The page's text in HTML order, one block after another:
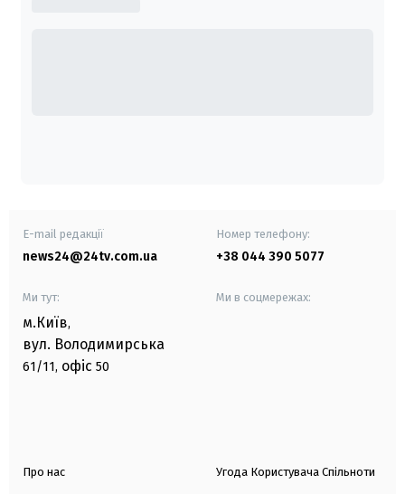
E-mail редакції
news24@24tv.com.ua
Номер телефону:
+38 044 390 5077
Ми тут:
м.Київ,
вул. Володимирська
61/11, офіс 50
Ми в соцмережах:
Про нас Угода Користувача Спільноти